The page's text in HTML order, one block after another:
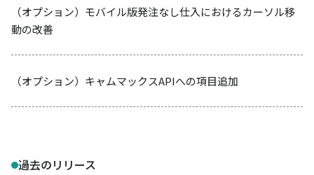
（オプション）モバイル版発注なし仕入におけるカーソル移
動の改善
（オプション）キャムマックスAPIへの項目追加
過去のリリース